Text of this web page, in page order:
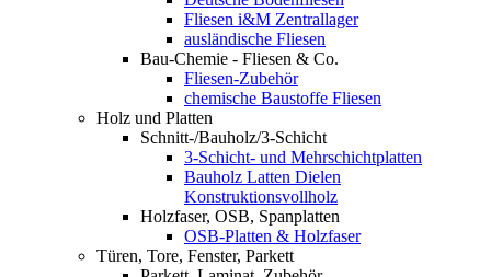
Fliesen i&M Zentrallager
ausländische Fliesen
Bau-Chemie - Fliesen & Co.
Fliesen-Zubehör
chemische Baustoffe Fliesen
Holz und Platten
Schnitt-/Bauholz/3-Schicht
3-Schicht- und Mehrschichtplatten
Bauholz Latten Dielen
Konstruktionsvollholz
Holzfaser, OSB, Spanplatten
OSB-Platten & Holzfaser
Türen, Tore, Fenster, Parkett